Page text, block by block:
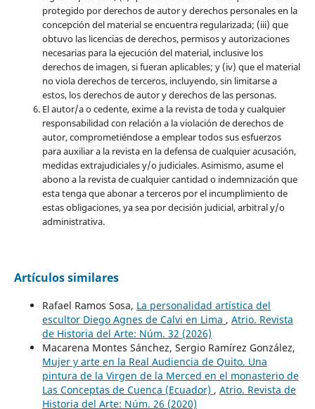
protegido por derechos de autor y derechos personales en la
concepción del material se encuentra regularizada; (iii) que
obtuvo las licencias de derechos, permisos y autorizaciones
necesarias para la ejecución del material, inclusive los
derechos de imagen, si fueran aplicables; y (iv) que el material
no viola derechos de terceros, incluyendo, sin limitarse a
estos, los derechos de autor y derechos de las personas.
El autor/a o cedente, exime a la revista de toda y cualquier
responsabilidad con relación a la violación de derechos de
autor, comprometiéndose a emplear todos sus esfuerzos
para auxiliar a la revista en la defensa de cualquier acusación,
medidas extrajudiciales y/o judiciales. Asimismo, asume el
abono a la revista de cualquier cantidad o indemnización que
esta tenga que abonar a terceros por el incumplimiento de
estas obligaciones, ya sea por decisión judicial, arbitral y/o
administrativa.
Artículos similares
Rafael Ramos Sosa, La personalidad artística del
escultor Diego Agnes de Calvi en Lima , Atrio. Revista
de Historia del Arte: Núm. 32 (2026)
Macarena Montes Sánchez, Sergio Ramírez González,
Mujer y arte en la Real Audiencia de Quito. Una
pintura de la Virgen de la Merced en el monasterio de
Las Conceptas de Cuenca (Ecuador) , Atrio. Revista de
Historia del Arte: Núm. 26 (2020)